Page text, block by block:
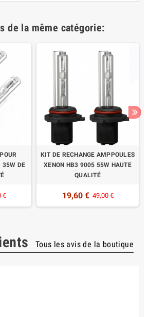
de la même catégorie:
35W DE
€
KIT DE RECHANGE AMPPOULES
XENON HB3 9005 55W HAUTE
QUALITÉ
19,60 € 49,00 €
Tous les avis de la boutique